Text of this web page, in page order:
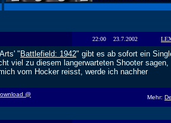
22:00 23.7.2002
"Battlefield: 1942" gibt es ab sofort ein
viel zu diesem langerwarteten Shooter sagen,
vom Hocker reisst, werde ich nachher
@
Mehr: